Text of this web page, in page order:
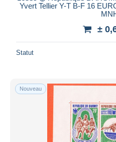
Yvert Tellier Y-T B-F 16
±
Statut
Nouveau